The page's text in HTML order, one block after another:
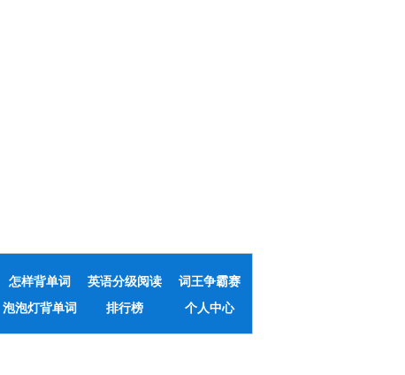
怎样背单词 英语分级阅读
词王争霸赛
泡泡灯背单词 排行榜 个人中心